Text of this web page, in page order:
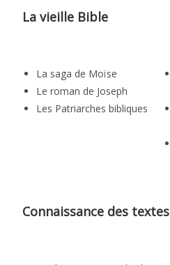
La vieille Bible
La saga de Moïse
Le roman de Joseph
Les Patriarches bibliques
Connaissance des textes